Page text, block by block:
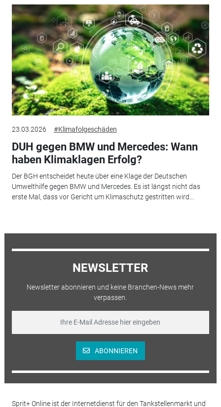
23.03.2026 #Klimafolgeschäden
DUH gegen BMW und Mercedes: Wann
haben Klimaklagen Erfolg?
Der BGH entscheidet heute über eine Klage der Deutschen
Umwelthilfe gegen BMW und Mercedes. Es ist längst nicht das
erste Mal, dass vor Gericht um Klimaschutz gestritten wird...
NEWSLETTER
Newsletter abonnieren und keine Branchen-News mehr
verpassen.
ABONNIEREN
Sprit+ Online ist der Internetdienst für den Tankstellenmarkt und